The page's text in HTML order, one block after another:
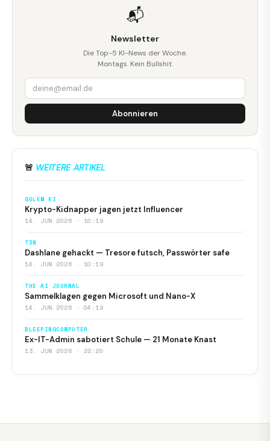
📬
Newsletter
Die Top-5 KI-News der Woche.
Montags. Kein Bullshit.
Abonnieren
🚨 WEITERE ARTIKEL
GOLEM KI
Krypto-Kidnapper jagen jetzt Influencer
14. JUN 2026 · 10:19
T3N
Dashlane gehackt — Tresore futsch, Passwörter safe
14. JUN 2026 · 10:19
THE AI JOURNAL
Sammelklagen gegen Microsoft und Nano-X
14. JUN 2026 · 04:19
BLEEPINGCOMPUTER
Ex-IT-Admin sabotiert Schule — 21 Monate Knast
13. JUN 2026 · 22:20